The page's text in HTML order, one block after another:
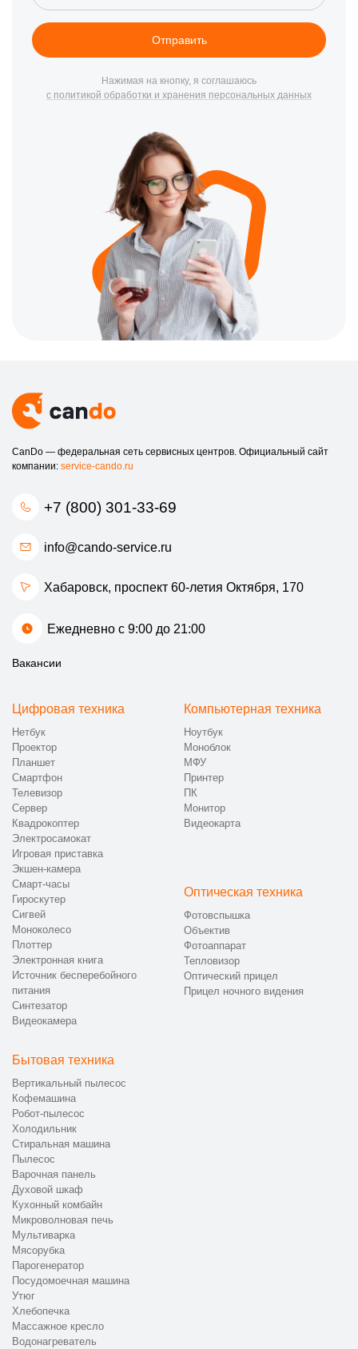
Отправить
Нажимая на кнопку, я соглашаюсь
с политикой обработки и хранения персональных данных
CanDo — федеральная сеть сервисных центров. Официальный сайт
компании: service-cando.ru
+7 (800) 301-33-69
info@cando-service.ru
Хабаровск, проспект 60-летия Октября, 170
Ежедневно с 9:00 до 21:00
Вакансии
Цифровая техника
Нетбук
Проектор
Планшет
Смартфон
Телевизор
Сервер
Квадрокоптер
Электросамокат
Игровая приставка
Экшен-камера
Смарт-часы
Гироскутер
Сигвей
Моноколесо
Плоттер
Электронная книга
Источник бесперебойного
питания
Синтезатор
Видеокамера
Компьютерная техника
Ноутбук
Моноблок
МФУ
Принтер
ПК
Монитор
Видеокарта
Оптическая техника
Фотовспышка
Объектив
Фотоаппарат
Тепловизор
Оптический прицел
Прицел ночного видения
Бытовая техника
Вертикальный пылесос
Кофемашина
Робот-пылесос
Холодильник
Стиральная машина
Пылесос
Варочная панель
Духовой шкаф
Кухонный комбайн
Микроволновая печь
Мультиварка
Мясорубка
Парогенератор
Посудомоечная машина
Утюг
Хлебопечка
Массажное кресло
Водонагреватель